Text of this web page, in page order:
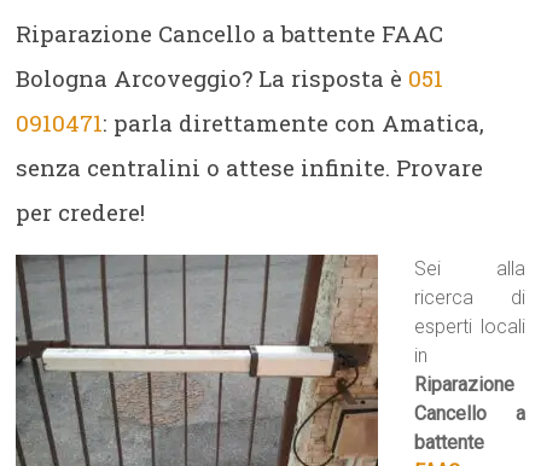
Riparazione Cancello a battente FAAC
Bologna Arcoveggio? La risposta è 051
0910471: parla direttamente con Amatica,
senza centralini o attese infinite. Provare
per credere!
Sei alla
ricerca di
esperti locali
in
Riparazione
Cancello a
battente